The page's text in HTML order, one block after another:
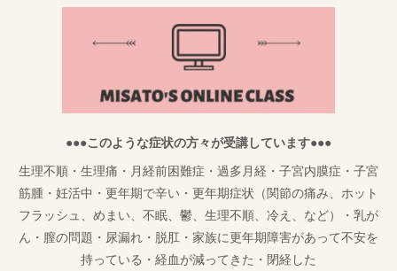
●●●このような症状の方々が受講しています●●●
生理不順・生理痛・月経前困難症・過多月経・子宮内膜症・子宮
筋腫・妊活中・更年期で辛い・更年期症状（関節の痛み、ホット
フラッシュ、めまい、不眠、鬱、生理不順、冷え、など）・乳が
ん・膣の問題・尿漏れ・脱肛・家族に更年期障害があって不安を
持っている・経血が減ってきた・閉経した